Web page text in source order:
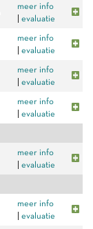
meer info
evaluatie
meer info
evaluatie
meer info
evaluatie
meer info
evaluatie
meer info
evaluatie
meer info
evaluatie